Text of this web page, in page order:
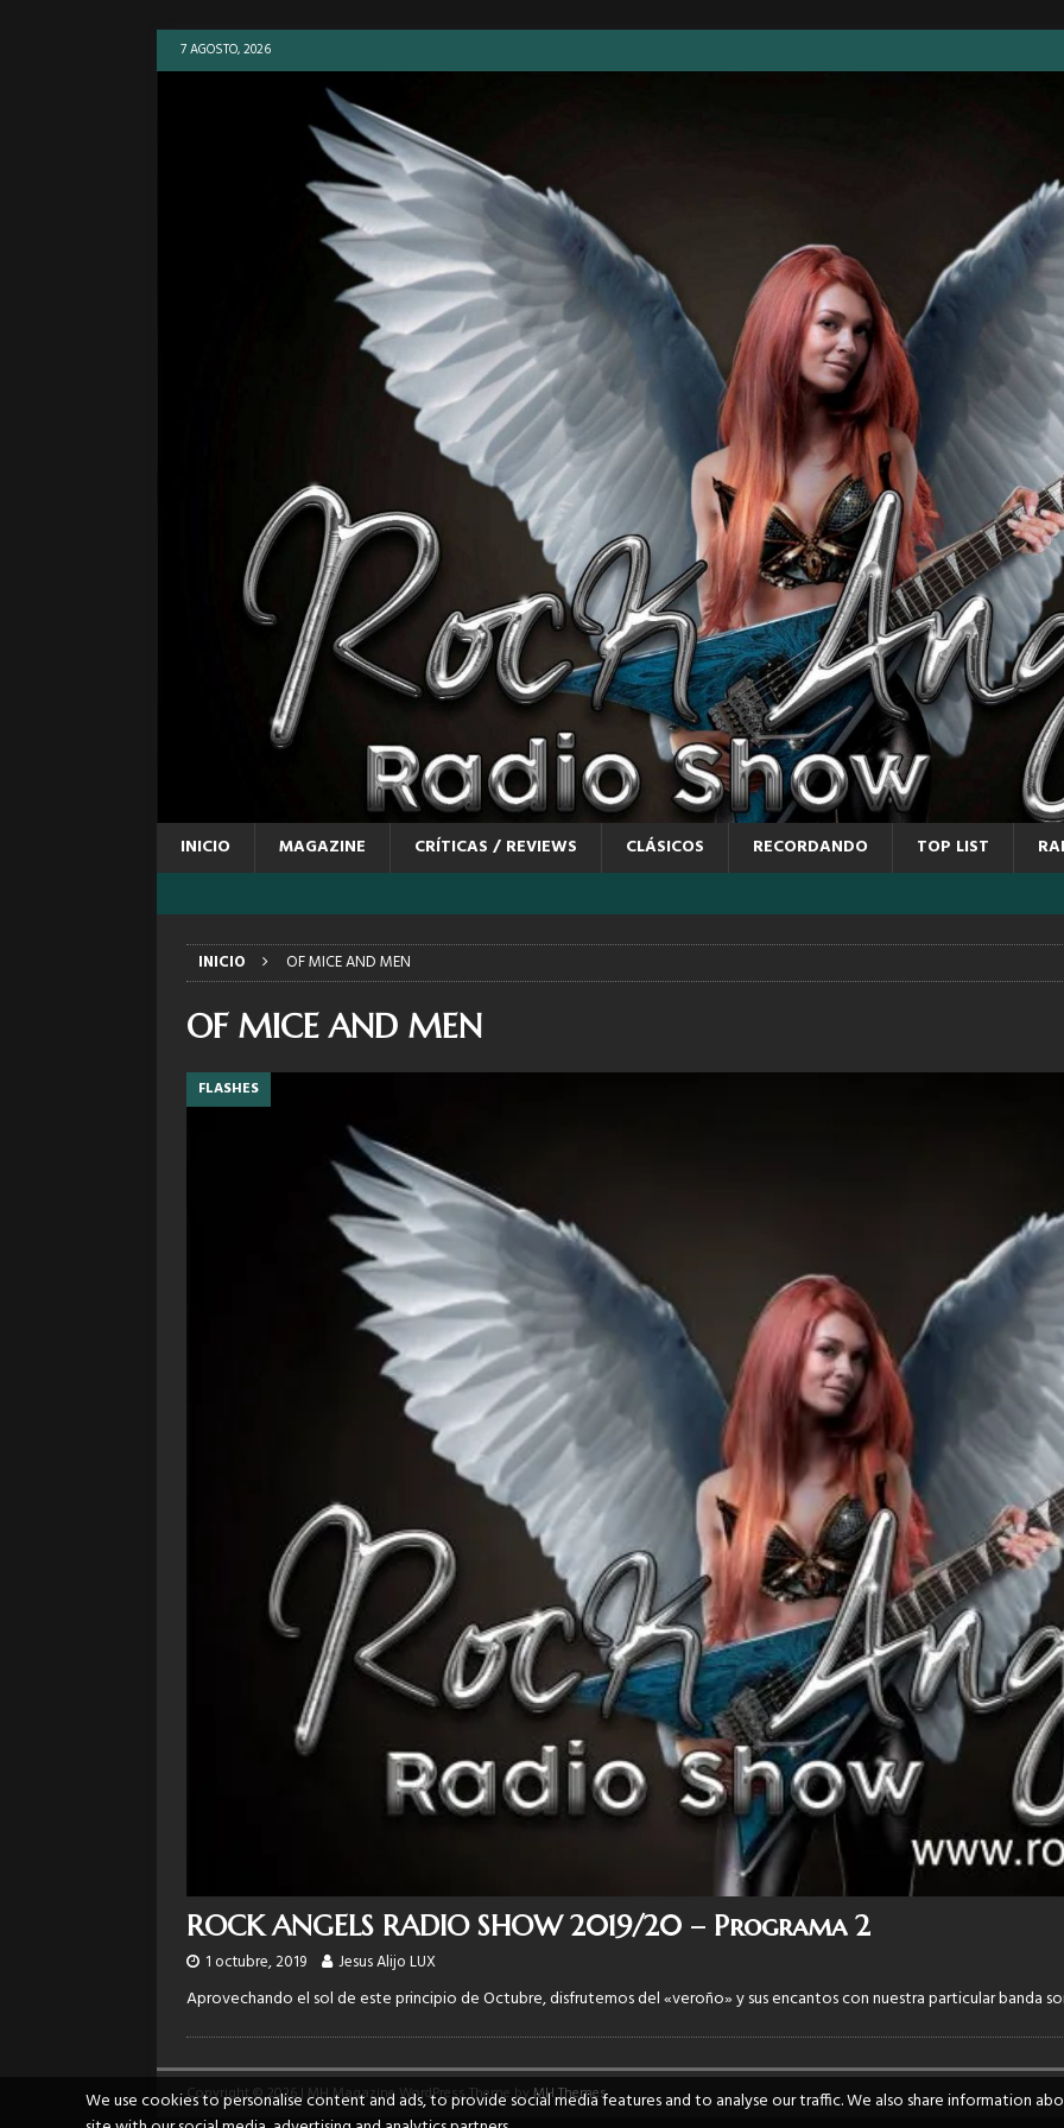
7 AGOSTO, 2026
INICIO MAGAZINE CRÍTICAS / REVIEWS CLÁSICOS RECORDANDO TOP LIST
INICIO OF MICE AND MEN
OF MICE AND MEN
FLASHES
ROCK ANGELS RADIO SHOW 2019/20 – Programa 2
1 octubre, 2019 Jesus Alijo LUX
Aprovechando el sol de este principio de Octubre, disfrutemos del «veroño» y sus encantos con nuestra particular banda
Copyright © 2026 | MH Magazine WordPress Theme byMH Themes
We use cookies to personalise content and ads, to provide social media features and to analyse our traffic. We also share information